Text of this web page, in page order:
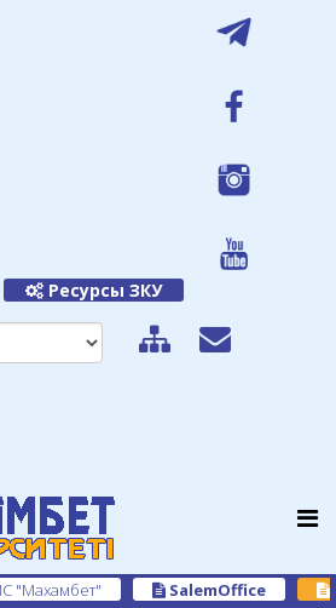
Ресурсы ЗКУ
"Махамбет"
SalemOffice